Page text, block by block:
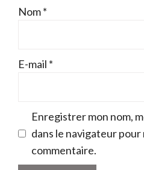
Nom*
E-mail *
Enregistrer mon nom,
dans le navigateur
commentaire.